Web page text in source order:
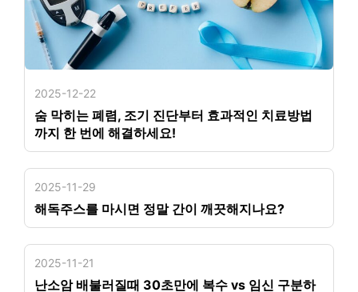
2025-12-22
숨 막히는 폐렴, 조기 진단부터 효과적인 치료방법
까지 한 번에 해결하세요!
2025-11-29
해독주스를 마시면 정말 간이 깨끗해지나요?
2025-11-21
난소암 배불러질때 30초만에 복수 vs 임신 구분하